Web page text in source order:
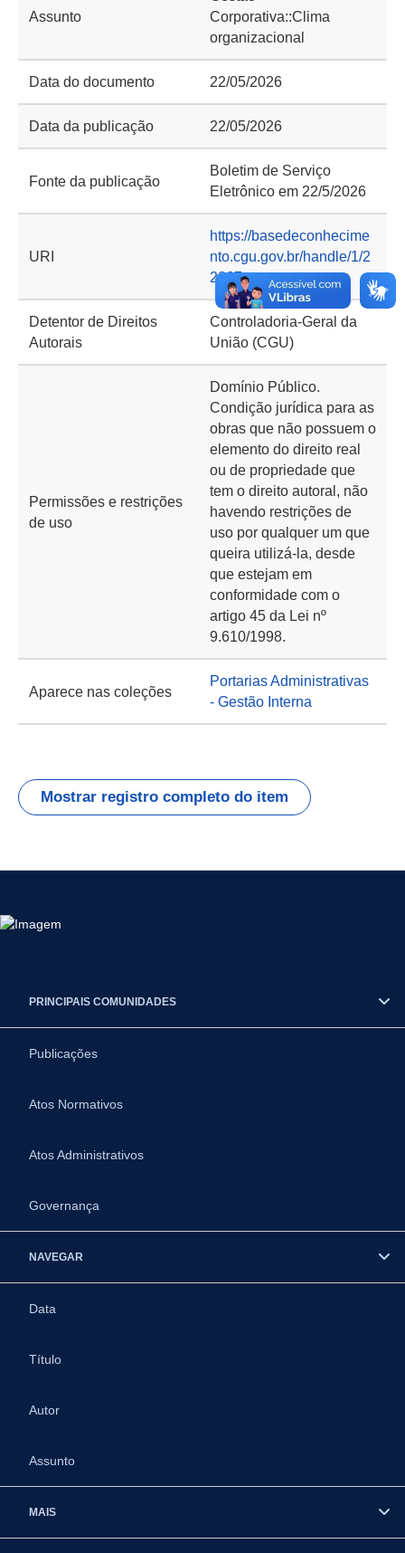
Assunto
Corporativa::Clima
organizacional
Data do documento 22/05/2026
Data da publicação 22/05/2026
Fonte da publicação
Boletim de Serviço
Eletrônico em 22/5/2026
URI
https://basedeconhecime
nto.cgu.gov.br/handle/1/2
2867
Detentor de Direitos
Autorais
Controladoria-Geral da
União (CGU)
Permissões e restrições
de uso
Domínio Público.
Condição jurídica para as
obras que não possuem o
elemento do direito real
ou de propriedade que
tem o direito autoral, não
havendo restrições de
uso por qualquer um que
queira utilizá-la, desde
que estejam em
conformidade com o
artigo 45 da Lei nº
9.610/1998.
Aparece nas coleções
Portarias Administrativas
- Gestão Interna
Mostrar registro completo do item
PRINCIPAIS COMUNIDADES
Publicações
Atos Normativos
Atos Administrativos
Governança
NAVEGAR
Data
Título
Autor
Assunto
MAIS